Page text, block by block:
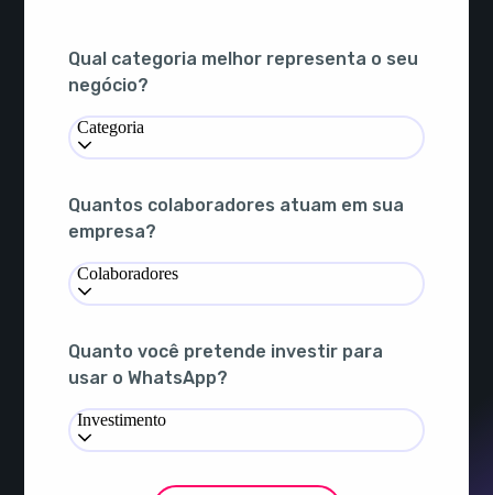
Qual categoria melhor representa o seu
negócio?
Categoria
Quantos colaboradores atuam em sua
empresa?
Colaboradores
Quanto você pretende investir para
usar o WhatsApp?
Investimento